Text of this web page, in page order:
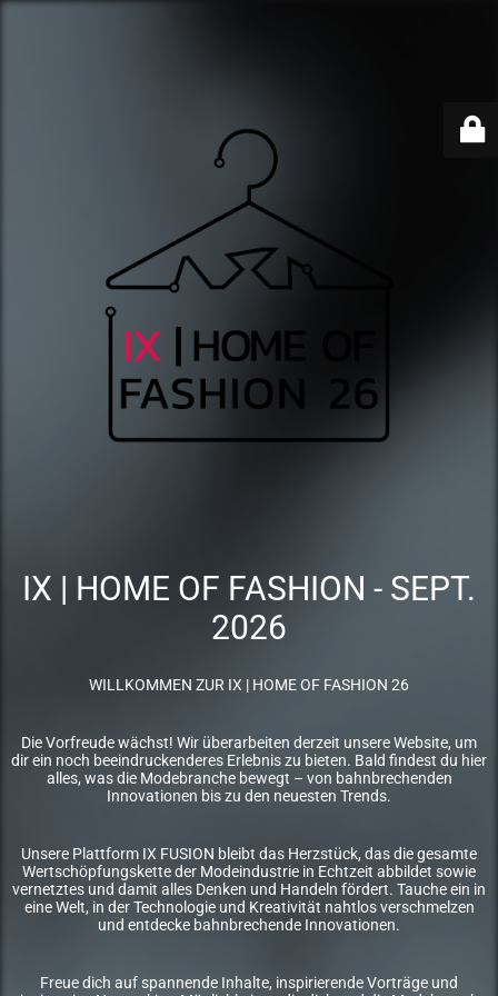
IX | HOME OF FASHION - SEPT.
2026
WILLKOMMEN ZUR IX | HOME OF FASHION 26
Die Vorfreude wächst! Wir überarbeiten derzeit unsere Website, um
dir ein noch beeindruckenderes Erlebnis zu bieten. Bald findest du hier
alles, was die Modebranche bewegt – von bahnbrechenden
Innovationen bis zu den neuesten Trends.
Unsere Plattform IX FUSION bleibt das Herzstück, das die gesamte
Wertschöpfungskette der Modeindustrie in Echtzeit abbildet sowie
vernetztes und damit alles Denken und Handeln fördert. Tauche ein in
eine Welt, in der Technologie und Kreativität nahtlos verschmelzen
und entdecke bahnbrechende Innovationen.
Freue dich auf spannende Inhalte, inspirierende Vorträge und